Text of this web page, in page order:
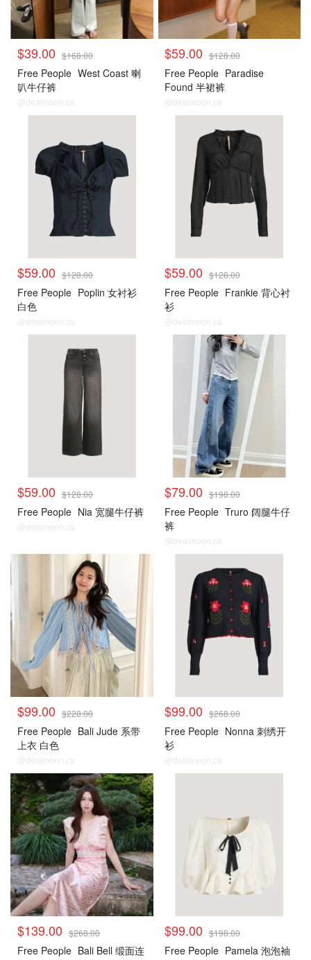
$39.00 $168.00
Free People West Coast 喇
叭牛仔裤
@dealmoon.ca
$59.00 $128.00
Free People Paradise
Found 半裙裤
@dealmoon.ca
$59.00 $128.00
Free People Poplin 女衬衫
白色
@dealmoon.ca
$59.00 $128.00
Free People Frankie 背心衬
衫
@dealmoon.ca
$59.00 $128.00
Free People Nia 宽腿牛仔裤
@dealmoon.ca
$79.00 $198.00
Free People Truro 阔腿牛仔
裤
@dealmoon.ca
$99.00 $228.00
Free People Bali Jude 系带
上衣 白色
@dealmoon.ca
$99.00 $268.00
Free People Nonna 刺绣开
衫
@dealmoon.ca
$139.00 $268.00
Free People Bali Bell 缎面连
$99.00 $198.00
Free People Pamela 泡泡袖